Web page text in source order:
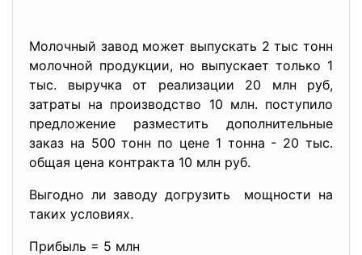
Молочный завод может выпускать 2 тыс тонн
молочной продукции, но выпускает только 1
тыс. выручка от реализации 20 млн руб,
затраты на производство 10 млн. поступило
предложение разместить дополнительные
заказ на 500 тонн по цене 1 тонна - 20 тыс.
общая цена контракта 10 млн руб.
Выгодно ли заводу догрузить мощности на
таких условиях.
Прибыль = 5 млн